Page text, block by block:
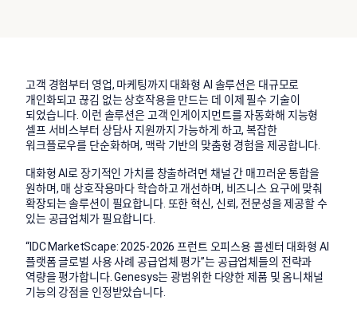
고객 경험부터 영업, 마케팅까지 대화형 AI 솔루션은 대규모로
개인화되고 끊김 없는 상호작용을 만드는 데 이제 필수 기술이
되었습니다. 이런 솔루션은 고객 인게이지먼트를 자동화해 지능형
셀프 서비스부터 상담사 지원까지 가능하게 하고, 복잡한
워크플로우를 단순화하며, 맥락 기반의 맞춤형 경험을 제공합니다.
대화형 AI로 장기적인 가치를 창출하려면 채널 간 매끄러운 통합을
원하며, 매 상호작용마다 학습하고 개선하며, 비즈니스 요구에 맞춰
확장되는 솔루션이 필요합니다. 또한 혁신, 신뢰, 전문성을 제공할 수
있는 공급업체가 필요합니다.
“IDC MarketScape: 2025-2026 프런트 오피스용 콜센터 대화형 AI
플랫폼 글로벌 사용 사례 공급업체 평가”는 공급업체들의 전략과
역량을평가합니다. Genesys는광범위한 다양한 제품 및 옴니채널
기능의 강점을 인정받았습니다.